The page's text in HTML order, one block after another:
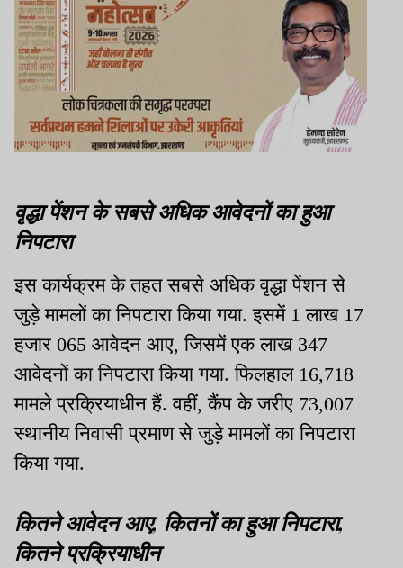
वृद्धा पेंशन के सबसे अधिक आवेदनों का हुआ
निपटारा
इस कार्यक्रम के तहत सबसे अधिक वृद्धा पेंशन से
जुड़े मामलों का निपटारा किया गया. इसमें 1 लाख 17
हजार 065 आवेदन आए, जिसमें एक लाख 347
आवेदनों का निपटारा किया गया. फिलहाल 16,718
मामले प्रक्रियाधीन हैं. वहीं, कैंप के जरीए 73,007
स्थानीय निवासी प्रमाण से जुड़े मामलों का निपटारा
किया गया.
कितने आवेदन आए, कितनों का हुआ निपटारा,
कितने प्रक्रियाधीन